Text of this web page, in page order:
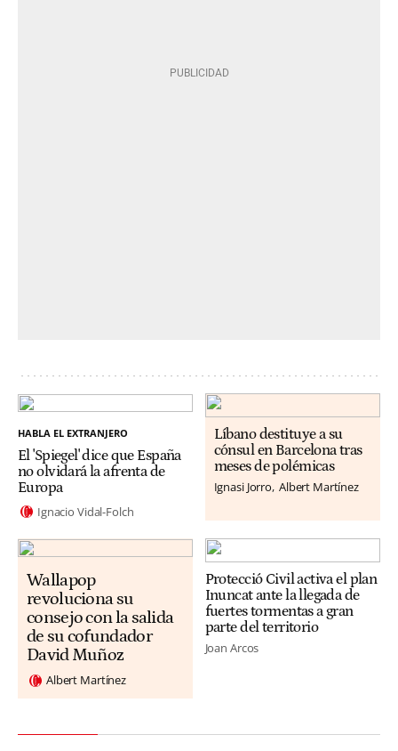
HABLA EL EXTRANJERO
El 'Spiegel' dice que España
no olvidará la afrenta de
Europa
Ignacio Vidal-Folch
Líbano destituye a su
cónsul en Barcelona tras
meses de polémicas
Ignasi Jorro Albert Martínez
Wallapop
revoluciona su
consejo con la salida
de su cofundador
David Muñoz
Albert Martínez
Protecció Civil activa el plan
Inuncat ante la llegada de
fuertes tormentas a gran
parte del territorio
Joan Arcos